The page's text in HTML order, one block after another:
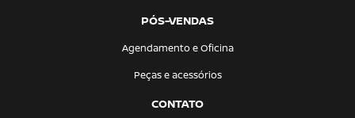
PÓS-VENDAS
Agendamento e Oficina
Peças e acessórios
CONTATO